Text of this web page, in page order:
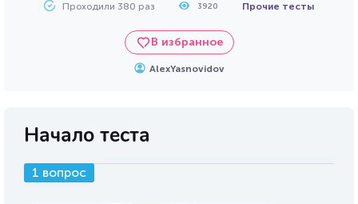
Проходили 380 раз 3920 Прочие тесты
В избранное
AlexYasnovidov
Начало теста
1 вопрос